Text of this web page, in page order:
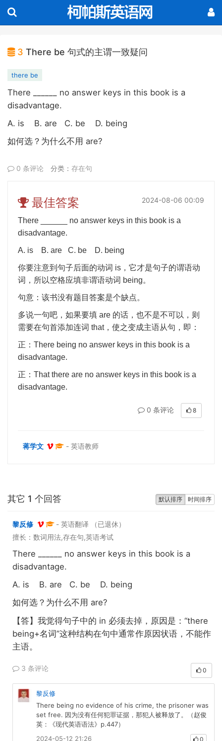
3 There be 句式的主谓一致疑问
there be
There ______ no answer keys in this book is a
disadvantage.
A. is B. are C. be D. being
如何选？ 为什么不用 are?
0 条评论 分类： 存在句
最佳答案 2024-08-06 00:09
There ______ no answer keys in this book is a
disadvantage.
A. is B. are C. be D. being
你要注意到句子后面的动词 is ，它才是句子的谓语动
词，所以空格应填非谓语动词 being。
句意：该书没有题目答案是个缺点。
多说一句吧，如果要填 are 的话，也不是不可以，则
需要在句首添加连词 that，使之变成主语从句，即：
正： There being no answer keys in this book is a
disadvantage.
正： That there are no answer keys in this book is a
disadvantage.
0 条评论 8
蒋学文 - 英语教师
默认排序 时间排序
其它 1 个回答
黎反修
- 英语翻译 （已退休）
擅长：数词用法,存在句,英语考试
There ______ no answer keys in this book is a
disadvantage.
A. is B. are C. be D. being
如何选？ 为什么不用 are?
【答】我觉得句子中的 in 必须去掉，原因是：“there
being+名词”这种结构在句中通常作原因状语，不能作
主语。
3 条评论 0
黎反修
There being no evidence of his crime, the prisoner was
set free. 因为没有任何犯罪证据，那犯人被释放了。（赵俊
英：《现代英语语法》p.447）
2024-05-12 21:26
0